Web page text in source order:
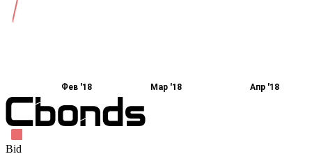
Фев '18 Мар '18 Апр '18
Bid